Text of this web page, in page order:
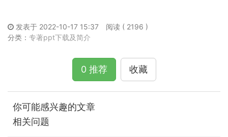
发表于 2022-10-17 15:37
阅读 ( 2196 )
分类： 专著ppt下载及简介
0 推荐 收藏
你可能感兴趣的文章
相关问题